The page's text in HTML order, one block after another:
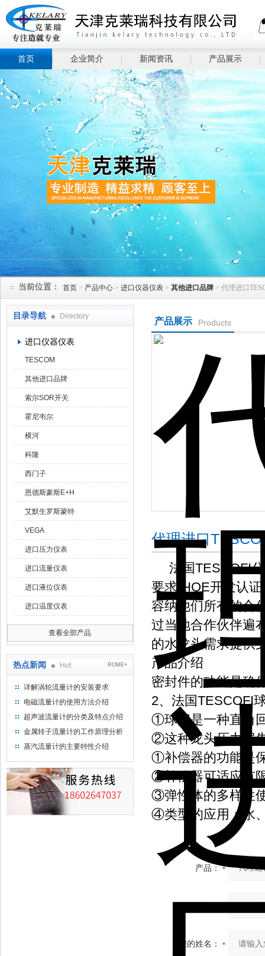
首页 企业简介 新闻资讯 产品展示
当前位置： 首页 > 产品中心 > 进口仪器仪表 > 其他进口品牌 > 代理进口
目录导航 Directory
进口仪器仪表
TESCOM
其他进口品牌
索尔SOR开关
霍尼韦尔
横河
科隆
西门子
恩德斯豪斯E+H
艾默生罗斯蒙特
VEGA
进口压力仪表
进口流量仪表
进口液位仪表
进口温度仪表
查看全部产品
热点新闻 Hot ROME+
详解涡轮流量计的安装要求
电磁流量计的使用方法介绍
超声波流量计的分类及特点介绍
金属转子流量计的工作原理分析
蒸汽流量计的主要特性介绍
产品展示 Products
代理进口
法国TESCOFI公
要求(HQE开发认
容纳他们所有的合
过当地合作伙伴遍
的水龙头需求提供
产品介绍
密封件的功能是确
2、法国TESCOFI
①球阀是一种直角
②这种龙头压力损
①补偿器的功能是
②补偿器可适应有
③弹性体的多样性
④类型的应用：水
产品：
您的姓名：